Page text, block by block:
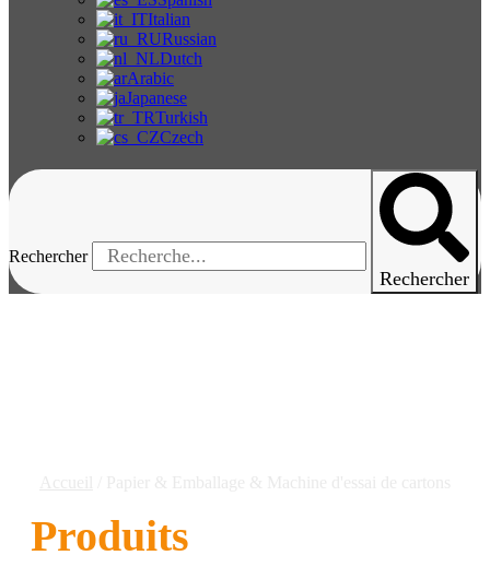
Italian
Russian
Dutch
Arabic
Japanese
Turkish
Czech
Rechercher
Rechercher
Produits